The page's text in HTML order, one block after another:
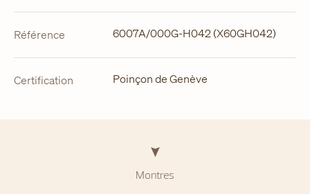
Référence 6007A/000G-H042 (X60GH042)
Certification Poinçon de Genève
Montres